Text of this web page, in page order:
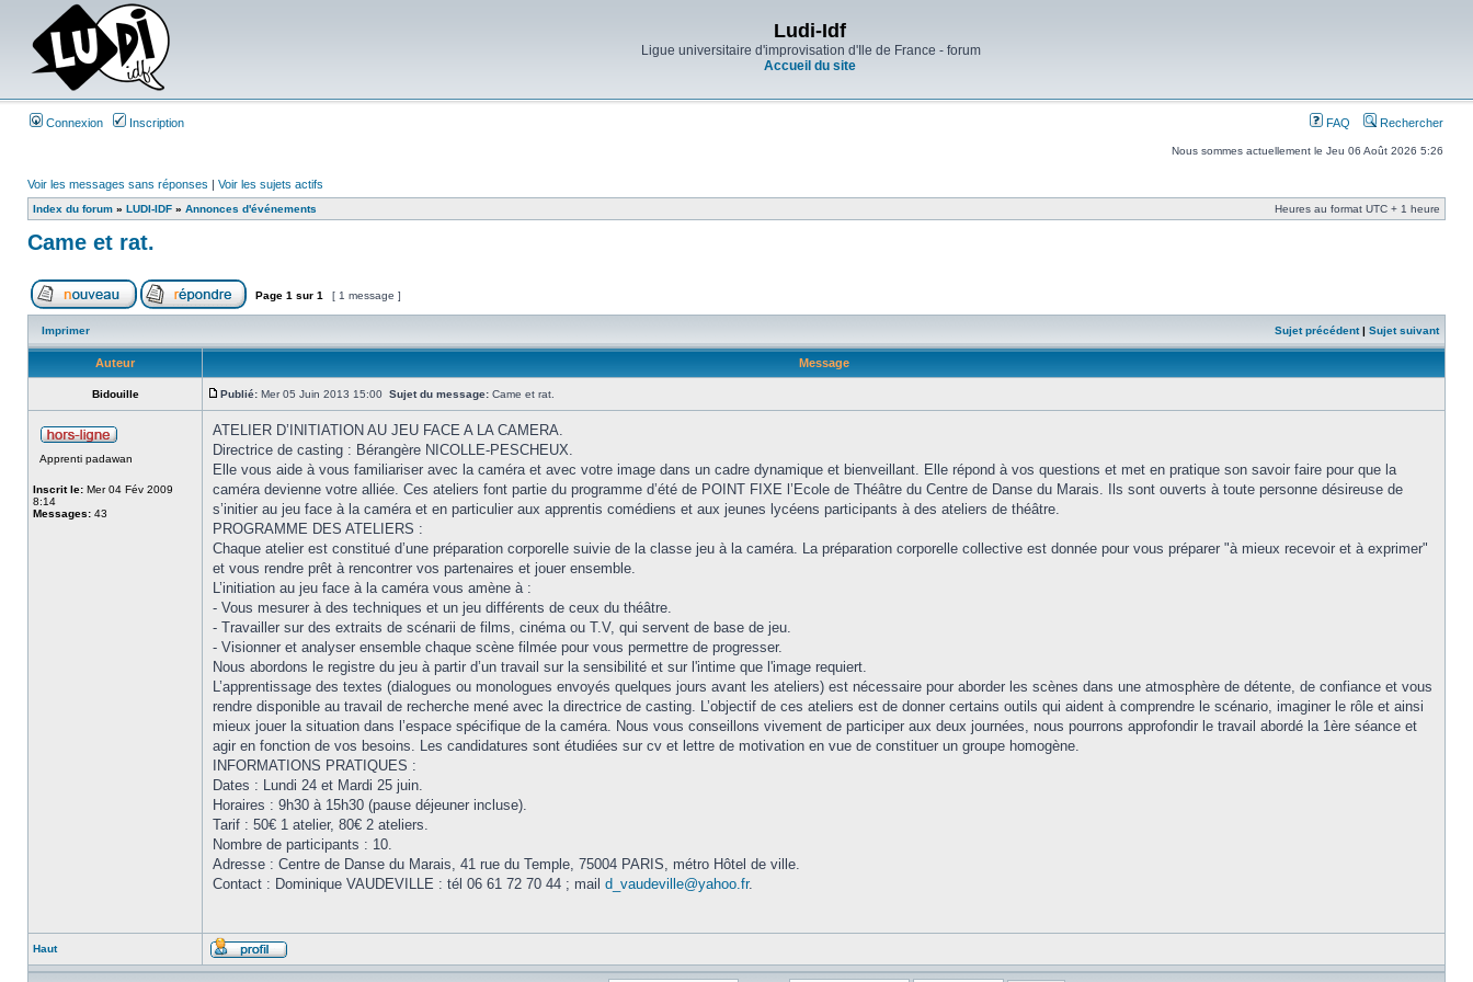
Ludi-Idf
Ligue universitaire d'improvisation d'Ile de France - forum
Accueil du site
Connexion Inscription FAQ Rechercher
Nous sommes actuellement le Jeu 06 Août 2026 5:26
Voir les messages sans réponses | Voir les sujets actifs
Index du forum » LUDI-IDF » Annonces d'événements Heures au format UTC + 1 heure
Came et rat.
Page 1 sur 1 [ 1 message ]
Imprimer Sujet précédent| Sujet suivant
Auteur Message
Bidouille Publié: Mer 05 Juin 2013 15:00 Sujet du message: Came et rat.
Apprenti padawan
Inscrit le: Mer 04 Fév 2009
8:14
Messages: 43
ATELIER D’INITIATION AU JEU FACE A LA CAMERA.
Directrice de casting : Bérangère NICOLLE-PESCHEUX.
Elle vous aide à vous familiariser avec la caméra et avec votre image dans un cadre dynamique et bienveillant. Elle répond à vos questions et met en pratique son savoir faire pour que la
caméra devienne votre alliée. Ces ateliers font partie du programme d’été de POINT FIXE l’Ecole de Théâtre du Centre de Danse du Marais. Ils sont ouverts à toute personne désireuse de
s’initier au jeu face à la caméra et en particulier aux apprentis comédiens et aux jeunes lycéens participants à des ateliers de théâtre.
PROGRAMME DES ATELIERS :
Chaque atelier est constitué d’une préparation corporelle suivie de la classe jeu à la caméra. La préparation corporelle collective est donnée pour vous préparer "à mieux recevoir et à exprimer"
et vous rendre prêt à rencontrer vos partenaires et jouer ensemble.
L’initiation au jeu face à la caméra vous amène à :
- Vous mesurer à des techniques et un jeu différents de ceux du théâtre.
- Travailler sur des extraits de scénarii de films, cinéma ou T.V, qui servent de base de jeu.
- Visionner et analyser ensemble chaque scène filmée pour vous permettre de progresser.
Nous abordons le registre du jeu à partir d’un travail sur la sensibilité et sur l'intime que l'image requiert.
L’apprentissage des textes (dialogues ou monologues envoyés quelques jours avant les ateliers) est nécessaire pour aborder les scènes dans une atmosphère de détente, de confiance et vous
rendre disponible au travail de recherche mené avec la directrice de casting. L’objectif de ces ateliers est de donner certains outils qui aident à comprendre le scénario, imaginer le rôle et ainsi
mieux jouer la situation dans l’espace spécifique de la caméra. Nous vous conseillons vivement de participer aux deux journées, nous pourrons approfondir le travail abordé la 1ère séance et
agir en fonction de vos besoins. Les candidatures sont étudiées sur cv et lettre de motivation en vue de constituer un groupe homogène.
INFORMATIONS PRATIQUES :
Dates : Lundi 24 et Mardi 25 juin.
Horaires : 9h30 à 15h30 (pause déjeuner incluse).
Tarif : 50€ 1 atelier, 80€ 2 ateliers.
Nombre de participants : 10.
Adresse : Centre de Danse du Marais, 41 rue du Temple, 75004 PARIS, métro Hôtel de ville.
Contact : Dominique VAUDEVILLE : tél 06 61 72 70 44 ; mail d_vaudeville@yahoo.fr.
Haut